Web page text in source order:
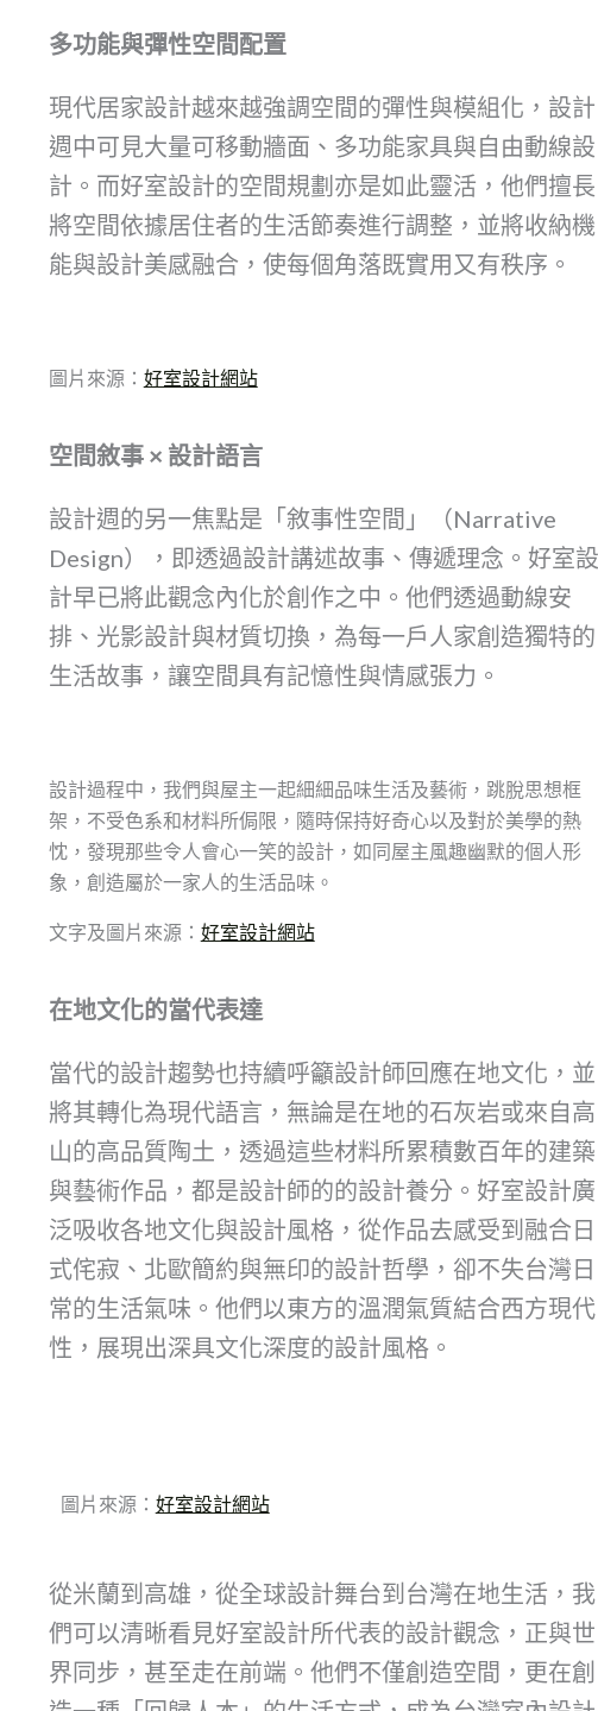
多功能與彈性空間配置
現代居家設計越來越強調空間的彈性與模組化，設計
週中可見大量可移動牆面、多功能家具與自由動線設
計。而好室設計的空間規劃亦是如此靈活，他們擅長
將空間依據居住者的生活節奏進行調整，並將收納機
能與設計美感融合，使每個角落既實用又有秩序。
圖片來源： 好室設計網站
空間敘事 × 設計語言
設計週的另一焦點是「敘事性空間」（Narrative
Design），即透過設計講述故事、傳遞理念。好室設
計早已將此觀念內化於創作之中。他們透過動線安
排、光影設計與材質切換，為每一戶人家創造獨特的
生活故事，讓空間具有記憶性與情感張力。
設計過程中，我們與屋主一起細細品味生活及藝術，跳脫思想框
架，不受色系和材料所侷限，隨時保持好奇心以及對於美學的熱
忱，發現那些令人會心一笑的設計，如同屋主風趣幽默的個人形
象，創造屬於一家人的生活品味。
文字及圖片來源： 好室設計網站
在地文化的當代表達
當代的設計趨勢也持續呼籲設計師回應在地文化，並
將其轉化為現代語言，無論是在地的石灰岩或來自高
山的高品質陶土，透過這些材料所累積數百年的建築
與藝術作品，都是設計師的的設計養分。好室設計廣
泛吸收各地文化與設計風格，從作品去感受到融合日
式侘寂、北歐簡約與無印的設計哲學，卻不失台灣日
常的生活氣味。他們以東方的溫潤氣質結合西方現代
性，展現出深具文化深度的設計風格。
圖片來源： 好室設計網站
從米蘭到高雄，從全球設計舞台到台灣在地生活，我
們可以清晰看見好室設計所代表的設計觀念，正與世
界同步，甚至走在前端。他們不僅創造空間，更在創